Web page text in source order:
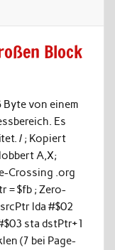
Block
Byte von einem
Es
/ ; Kopiert
A,X;
Crossing .org
= $fb ; Zero-
lda #$02
sta dstPtr+1
(7 bei Page-